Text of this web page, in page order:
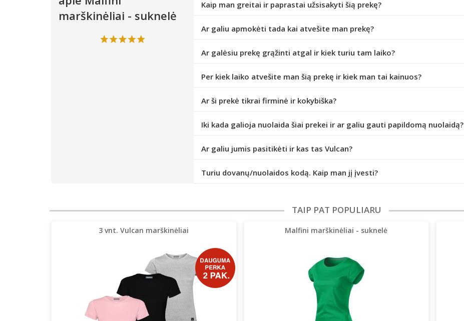
marškinėliai - suknelė
Kaip man greitai ir paprastai užsisakyti šią prekę?
Ar galiu apmokėti tada kai atvešite man prekę?
Ar galėsiu prekę grąžinti atgal ir kiek turiu tam laiko?
Per kiek laiko atvešite man šią prekę ir kiek man tai kainuos?
Ar ši prekė tikrai firminė ir kokybiška?
Iki kada galioja nuolaida šiai prekei ir ar galiu gauti papildomą nuolaidą?
Ar galiu jumis pasitikėti ir kas tas Vulcan?
Turiu dovanų/nuolaidos kodą. Kaip man jį įvesti?
TAIP PAT POPULIARU
3 vnt. Vulcan marškinėliai Malfini marškinėliai - suknelė